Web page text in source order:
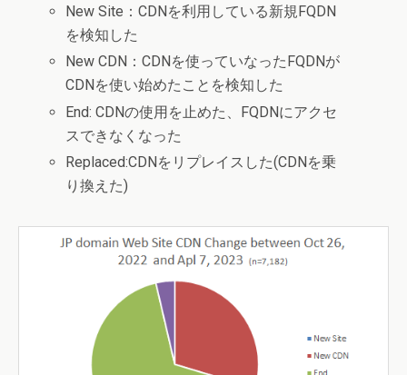
New Site：CDNを利用している新規FQDN
を検知した
New CDN：CDNを使っていなったFQDNが
CDNを使い始めたことを検知した
End: CDNの使用を止めた、FQDNにアクセ
スできなくなった
Replaced:CDNをリプレイスした(CDNを乗
り換えた)